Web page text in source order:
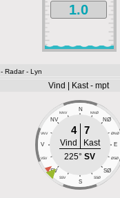
1.0
- Radar - Lyn
Vind | Kast - mpt
N
NNV NNØ
NV NØ
VNV ØNØ
V E
VSV ØSØ
SV SØ
SSV SSØ
S
4 7
Vind
Kast
225°SV